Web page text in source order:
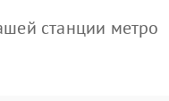
станции метро